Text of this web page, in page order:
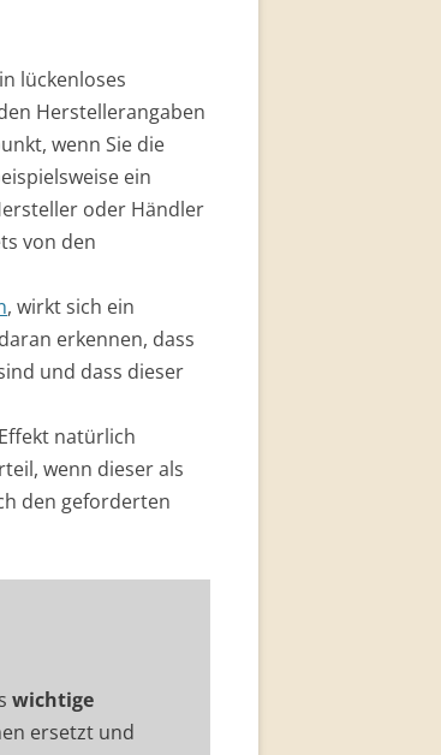
lückenloses
Herstellerangaben
wenn Sie die
ein
oder Händler
von den
, wirkt sich ein
erkennen, dass
und dass dieser
natürlich
wenn dieser als
den geforderten
wichtige
ersetzt und